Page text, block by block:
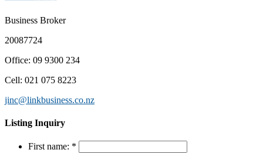
Business Broker
20087724
Office: 09 9300 234
Cell: 021 075 8223
jinc@linkbusiness.co.nz
Listing Inquiry
First name: *